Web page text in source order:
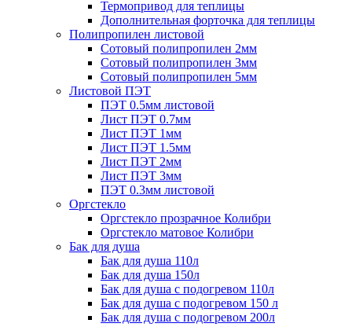
Термопривод для теплицы
Дополнительная форточка для теплицы
Полипропилен листовой
Сотовый полипропилен 2мм
Сотовый полипропилен 3мм
Сотовый полипропилен 5мм
Листовой ПЭТ
ПЭТ 0.5мм листовой
Лист ПЭТ 0.7мм
Лист ПЭТ 1мм
Лист ПЭТ 1.5мм
Лист ПЭТ 2мм
Лист ПЭТ 3мм
ПЭТ 0.3мм листовой
Оргстекло
Оргстекло прозрачное Колибри
Оргстекло матовое Колибри
Бак для душа
Бак для душа 110л
Бак для душа 150л
Бак для душа с подогревом 110л
Бак для душа с подогревом 150 л
Бак для душа с подогревом 200л